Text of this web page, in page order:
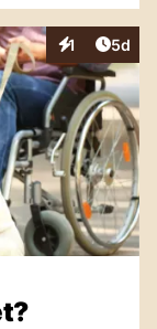
1
Interaktionen
5d